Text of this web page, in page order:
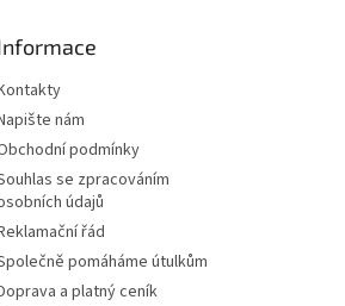
nám
podmínky
se zpracováním
údajů
řád
pomáháme útulkům
a platný ceník